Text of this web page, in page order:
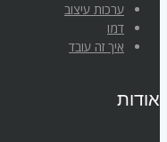
ערכות עיצוב
דמו
איך זה עובד
אודות